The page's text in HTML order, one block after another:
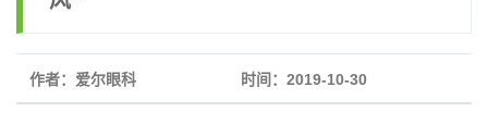
作者：爱尔眼科 时间：2019-10-30